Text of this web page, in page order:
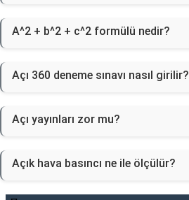
A^2 + b^2 + c^2 formülü nedir?
Açı 360 deneme sınavı nasıl girilir?
Açı yayınları zor mu?
Açık hava basıncı ne ile ölçülür?